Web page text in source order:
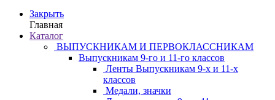
Закрыть
Главная
Каталог
ВЫПУСКНИКАМ И ПЕРВОКЛАССНИКАМ
Выпускникам 9-го и 11-го классов
Ленты Выпускникам 9-х и 11-х
классов
Медали, значки